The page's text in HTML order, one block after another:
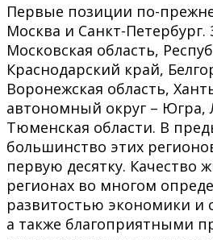
Первые позиции по-
Москва и Санкт-
Московская область,
Краснодарский край,
Воронежская область,
автономный округ – Югра,
Тюменская области. В
большинство этих
первую десятку. Качество
регионах во многом
развитостью экономики и
а также благоприятными